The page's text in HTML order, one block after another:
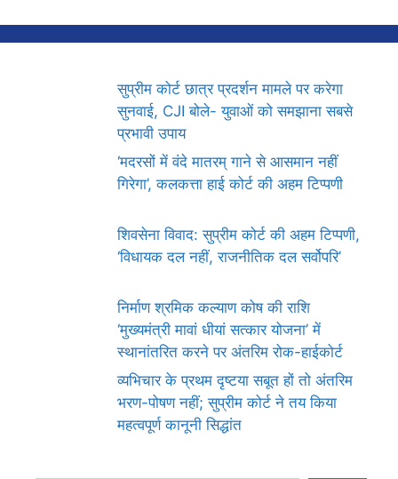
सुप्रीम कोर्ट छात्र प्रदर्शन मामले पर करेगा
सुनवाई, CJI बोले- युवाओं को समझाना सबसे
प्रभावी उपाय
‘मदरसों में वंदे मातरम् गाने से आसमान नहीं
गिरेगा’, कलकत्ता हाई कोर्ट की अहम टिप्पणी
शिवसेना विवाद: सुप्रीम कोर्ट की अहम टिप्पणी,
‘विधायक दल नहीं, राजनीतिक दल सर्वोपरि’
निर्माण श्रमिक कल्याण कोष की राशि
‘मुख्यमंत्री मावां धीयां सत्कार योजना’ में
स्थानांतरित करने पर अंतरिम रोक-हाईकोर्ट
व्यभिचार के प्रथम दृष्टया सबूत हों तो अंतरिम
भरण-पोषण नहीं; सुप्रीम कोर्ट ने तय किया
महत्वपूर्ण कानूनी सिद्धांत